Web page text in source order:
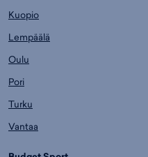
Kuopio
Lempäälä
Oulu
Pori
Turku
Vantaa